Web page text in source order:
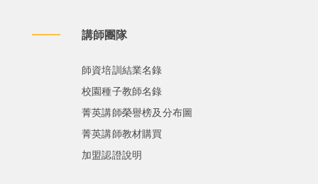
講師團隊
師資培訓結業名錄
校園種子教師名錄
菁英講師榮譽榜及分布圖
菁英講師教材購買
加盟認證說明